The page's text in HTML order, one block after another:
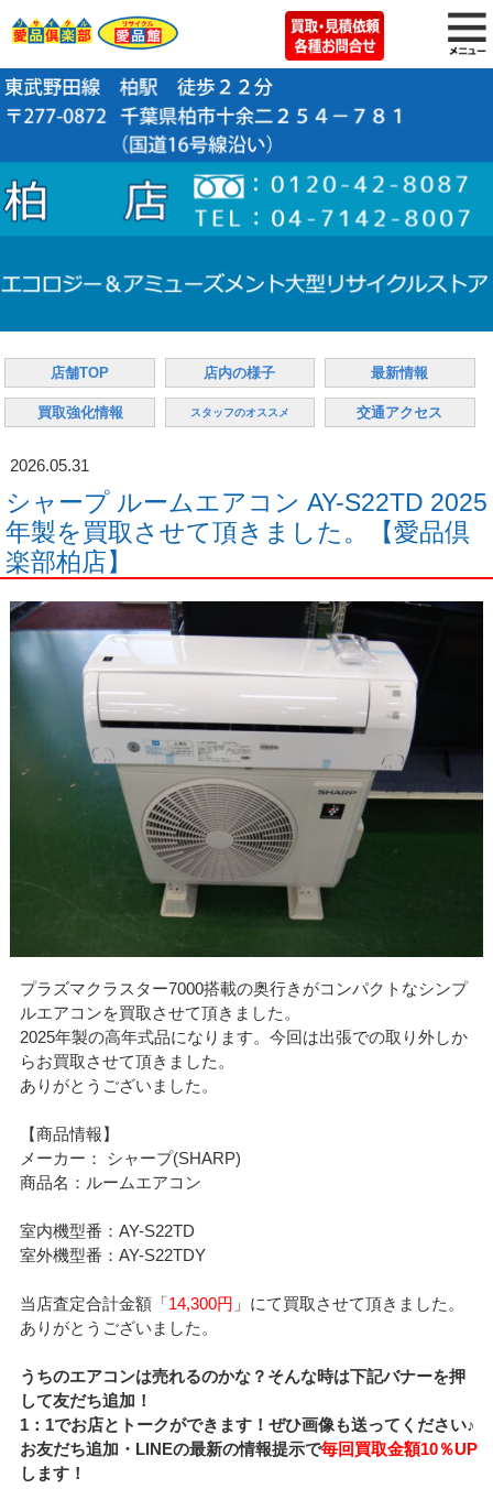
店舗TOP 店内の様子 最新情報
買取強化情報 スタッフのオススメ 交通アクセス
2026.05.31
シャープ ルームエアコン AY-S22TD 2025
年製を買取させて頂きました。【愛品倶
楽部柏店】
プラズマクラスター7000搭載の奥行きがコンパクトなシンプ
ルエアコンを買取させて頂きました。
2025年製の高年式品になります。今回は出張での取り外しか
らお買取させて頂きました。
ありがとうございました。
【商品情報】
メーカー： シャープ(SHARP)
商品名：ルームエアコン
室内機型番：AY-S22TD
室外機型番：AY-S22TDY
当店査定合計金額「14,300円 」にて買取させて頂きました。
ありがとうございました。
うちのエアコンは売れるのかな？そんな時は下記バナーを押
して友だち追加！
1：1でお店とトークができます！ぜひ画像も送ってください♪
お友だち追加・LINEの最新の情報提示で毎回買取金額10％UP
します！